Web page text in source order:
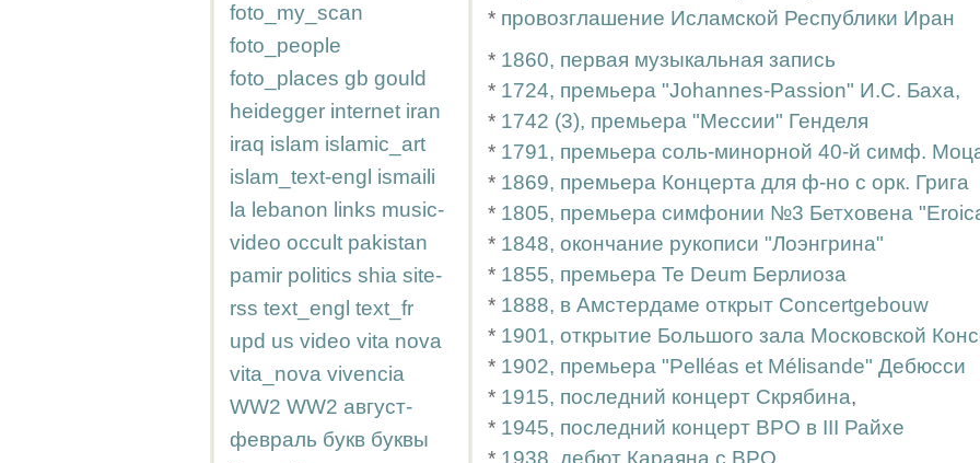
foto_my_scan
foto_people
foto_places gb gould
heidegger internet iran
iraq islam islamic_art
islam_text-engl ismaili
la lebanon links music-
video occult pakistan
pamir politics shia site-
rss text_engl text_fr
upd us video vita nova
vita_nova vivencia
WW2 WW2 август-
февраль букв буквы
* провозглашение Исламской Республики Иран
* 1860, первая музыкальная запись
* 1724, премьера "Johannes-Passion" И.С. Баха,
* 1742 (3), премьера "Мессии" Генделя
* 1791, премьера соль-минорной 40-й симф.
* 1869, премьера Концерта для ф-но с орк. Грига
* 1805, премьера симфонии №3 Бетховена
* 1848, окончание рукописи "Лоэнгрина"
* 1855, премьера Te Deum Берлиоза
* 1888, в Амстердаме открыт Concertgebouw
* 1901, открытие Большого зала Московской
* 1902, премьера "Pelléas et Mélisande" Дебюсси
* 1915, последний концерт Скрябина,
* 1945, последний концерт BPO в III Райхе
* 1938, дебют Караяна с BPO